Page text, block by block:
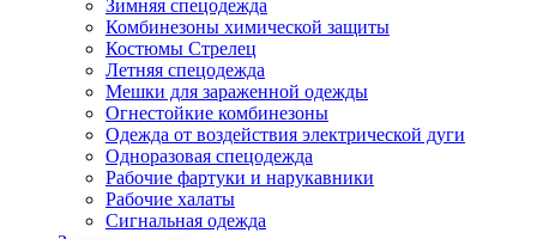
Зимняя спецодежда
Комбинезоны химической защиты
Костюмы Стрелец
Летняя спецодежда
Мешки для зараженной одежды
Огнестойкие комбинезоны
Одежда от воздействия электрической дуги
Одноразовая спецодежда
Рабочие фартуки и нарукавники
Рабочие халаты
Сигнальная одежда